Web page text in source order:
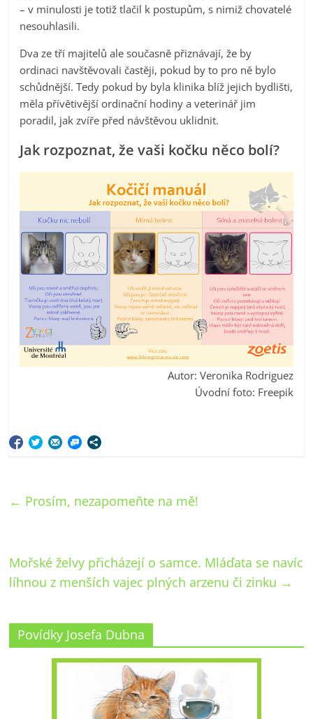
– v minulosti je totiž tlačil k postupům, s nimiž chovatelé
nesouhlasili.
Dva ze tří majitelů ale současně přiznávají, že by
ordinaci navštěvovali častěji, pokud by to pro ně bylo
schůdnější. Tedy pokud by byla klinika blíž jejich bydlišti,
měla přívětivější ordinační hodiny a veterinář jim
poradil, jak zvíře před návštěvou uklidnit.
Jak rozpoznat, že vaši kočku něco bolí?
Autor: Veronika Rodriguez
Úvodní foto: Freepik
← Prosím, nezapomeňte na mě!
Mořské želvy přicházejí o samce. Mláďata se navíc
líhnou z menších vajec plných arzenu či zinku →
Povídky Josefa Dubna